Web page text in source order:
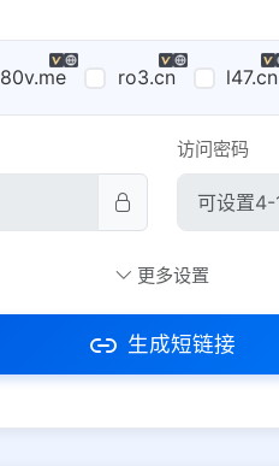
80v.me ro3.cn l47.cn
访问密码
平台设置
iOS
更多设置
生成短链接